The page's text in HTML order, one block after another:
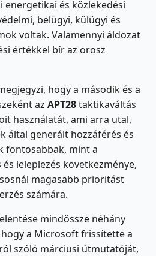
energetikai és közlekedési
belügyi, külügyi és
voltak. Valamennyi áldozat
értékkel bír az orosz
hogy a második és a
az APT28taktikaváltás
használatát, ami arra utal,
által generált hozzáférés és
fontosabbak, mint a
leleplezés következménye,
magasabb prioritást
számára.
mindössze néhány
a Microsoft frissítette a
szóló márciusi útmutatóját,